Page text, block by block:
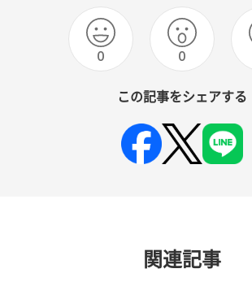
0 0
この記事をシェアする
関連記事